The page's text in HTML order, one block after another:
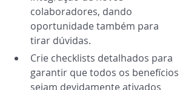
colaboradores, dando
oportunidade também para
tirar dúvidas.
Crie checklists detalhados para
garantir que todos os benefícios
sejam devidamente ativados